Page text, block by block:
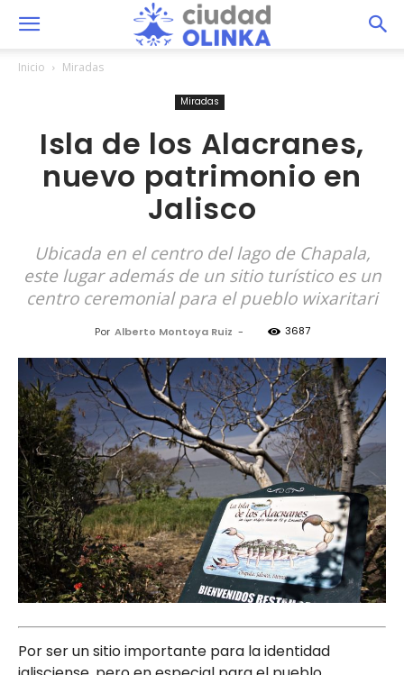
Inicio Miradas
Miradas
Isla de los Alacranes,
nuevo patrimonio en
Jalisco
Ubicada en el centro del lago de Chapala,
este lugar además de un sitio turístico es un
centro ceremonial para el pueblo wixaritari
Por Alberto Montoya Ruiz - 3687
Por ser un sitio importante para la identidad